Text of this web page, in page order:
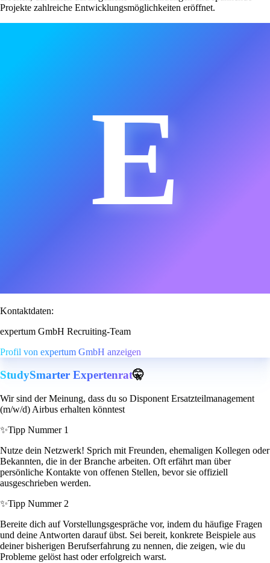
Projekte zahlreiche Entwicklungsmöglichkeiten eröffnet.
E
Kontaktdaten:
expertum GmbH Recruiting-Team
Profil von expertum GmbH anzeigen
StudySmarter Expertenrat🤫
Wir sind der Meinung, dass du so Disponent Ersatzteilmanagement
(m/w/d) Airbus erhalten könntest
✨Tipp Nummer 1
Nutze dein Netzwerk! Sprich mit Freunden, ehemaligen Kollegen oder
Bekannten, die in der Branche arbeiten. Oft erfährt man über
persönliche Kontakte von offenen Stellen, bevor sie offiziell
ausgeschrieben werden.
✨Tipp Nummer 2
Bereite dich auf Vorstellungsgespräche vor, indem du häufige Fragen
und deine Antworten darauf übst. Sei bereit, konkrete Beispiele aus
deiner bisherigen Berufserfahrung zu nennen, die zeigen, wie du
Probleme gelöst hast oder erfolgreich warst.